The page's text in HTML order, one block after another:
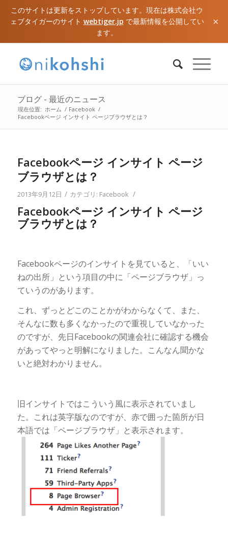
このサイトは更新をストップしています。現在は株式会社ウ
ェブタイガーのサイト webtiger.jp で最新情報を公開してい
ます。
×
ブログ - 最近のニュース
現在位置: ホーム / Facebook /
Facebookページ インサイト ページブラウザとは？
Facebookページ インサイト ページ
ブラウザとは？
2013年9月12日 / カテゴリ: Facebook /
Facebookページ インサイト ページ
ブラウザとは？
Facebookページのインサイトを見ていると、「いい
ねの出所」という項目の中に「ページブラウザ」っ
ていうのがあります。
これ、ずっとどこのことかがわからなくて、また、
そんなに数も多くなかったので重視していなかった
のですが、先日Facebookの関連会社に確認する機会
があってやっと明解になりました。こんなん聞かな
いと絶対わかりません。
旧インサイトではこういう風に表示されていまし
た。これは英字版なのですが、赤で囲った箇所が日
本語では「ページブラウザ」と表示されます。